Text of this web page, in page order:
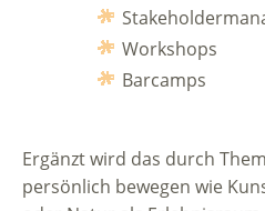
Workshops
Barcamps
Ergänzt wird das durch
persönlich bewegen wie